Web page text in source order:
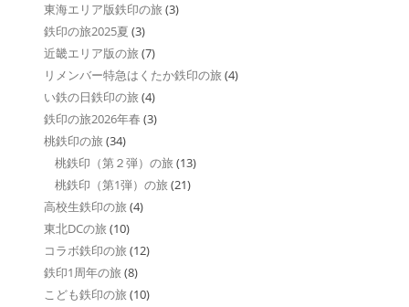
東海エリア版鉄印の旅 (3)
鉄印の旅2025夏 (3)
近畿エリア版の旅 (7)
リメンバー特急はくたか鉄印の旅 (4)
い鉄の日鉄印の旅 (4)
鉄印の旅2026年春 (3)
桃鉄印の旅 (34)
桃鉄印（第２弾）の旅 (13)
桃鉄印（第1弾）の旅 (21)
高校生鉄印の旅 (4)
東北DCの旅 (10)
コラボ鉄印の旅 (12)
鉄印1周年の旅 (8)
こども鉄印の旅 (10)